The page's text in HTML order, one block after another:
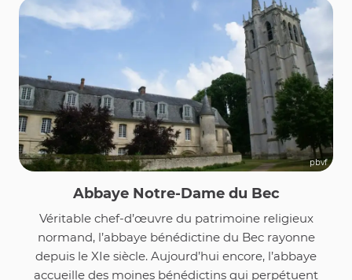
pbvf
Abbaye Notre-Dame du Bec
Véritable chef-d’œuvre du patrimoine religieux
normand, l’abbaye bénédictine du Bec rayonne
depuis le XIe siècle. Aujourd’hui encore, l’abbaye
accueille des moines bénédictins qui perpétuent